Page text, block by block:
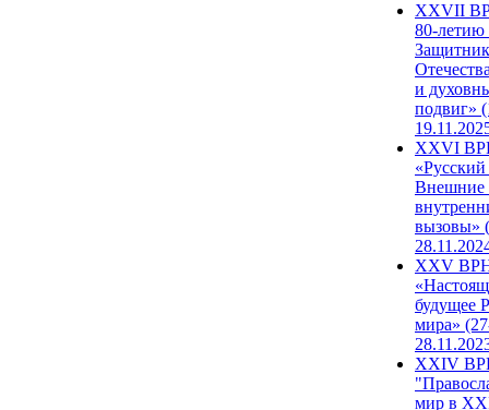
ХХVII
80-
и
подвиг»
XXVI
Внешние
вызовы»
XXV
будущее
мира»
XXIV
мир в